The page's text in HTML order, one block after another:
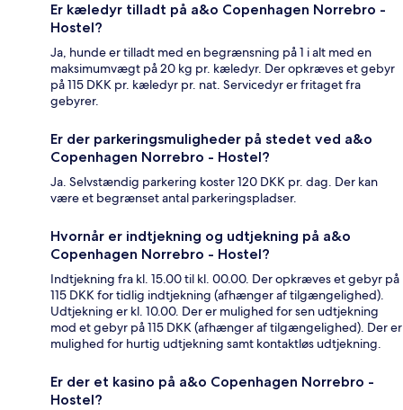
Er kæledyr tilladt på a&o Copenhagen Norrebro -
Hostel?
Ja, hunde er tilladt med en begrænsning på 1 i alt med en
maksimumvægt på 20 kg pr. kæledyr. Der opkræves et gebyr
på 115 DKK pr. kæledyr pr. nat. Servicedyr er fritaget fra
gebyrer.
Er der parkeringsmuligheder på stedet ved a&o
Copenhagen Norrebro - Hostel?
Ja. Selvstændig parkering koster 120 DKK pr. dag. Der kan
være et begrænset antal parkeringspladser.
Hvornår er indtjekning og udtjekning på a&o
Copenhagen Norrebro - Hostel?
Indtjekning fra kl. 15.00 til kl. 00.00. Der opkræves et gebyr på
115 DKK for tidlig indtjekning (afhænger af tilgængelighed).
Udtjekning er kl. 10.00. Der er mulighed for sen udtjekning
mod et gebyr på 115 DKK (afhænger af tilgængelighed). Der er
mulighed for hurtig udtjekning samt kontaktløs udtjekning.
Er der et kasino på a&o Copenhagen Norrebro -
Hostel?